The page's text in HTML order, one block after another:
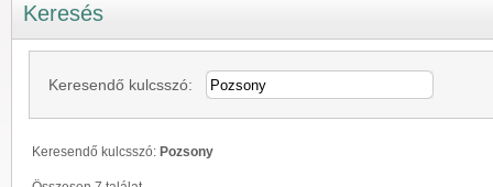
Keresés
Keresendő kulcsszó:
Keresendő kulcsszó: Pozsony